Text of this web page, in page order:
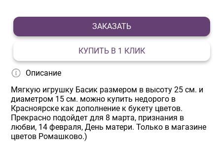
ЗАКАЗАТЬ
КУПИТЬ В 1 КЛИК
Описание
Мягкую игрушку Басик размером в высоту 25 см. и
диаметром 15 см. можно купить недорого в
Красноярске как дополнение к букету цветов.
Прекрасно подойдет для 8 марта, признания в
любви, 14 февраля, День матери. Только в магазине
цветов Ромашково.)